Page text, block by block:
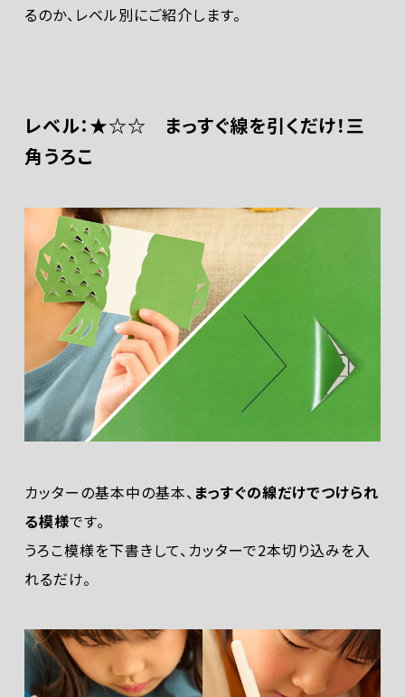
るのか、レベル別にご紹介します。
レベル：★☆☆ まっすぐ線を引くだけ！三
角うろこ
カッターの基本中の基本、 まっすぐの線だけでつけられ
る模様です。
うろこ模様を下書きして、カッターで2本切り込みを入
れるだけ。